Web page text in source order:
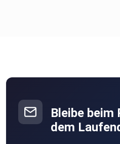
Bleibe
dem